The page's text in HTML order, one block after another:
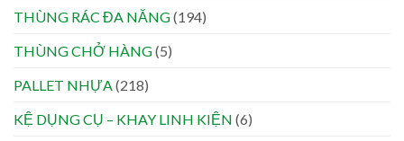
THÙNG RÁC ĐA NĂNG(194)
THÙNG CHỞ HÀNG(5)
PALLET NHỰA (218)
KỆ DỤNG CỤ – KHAY LINH KIỆN (6)